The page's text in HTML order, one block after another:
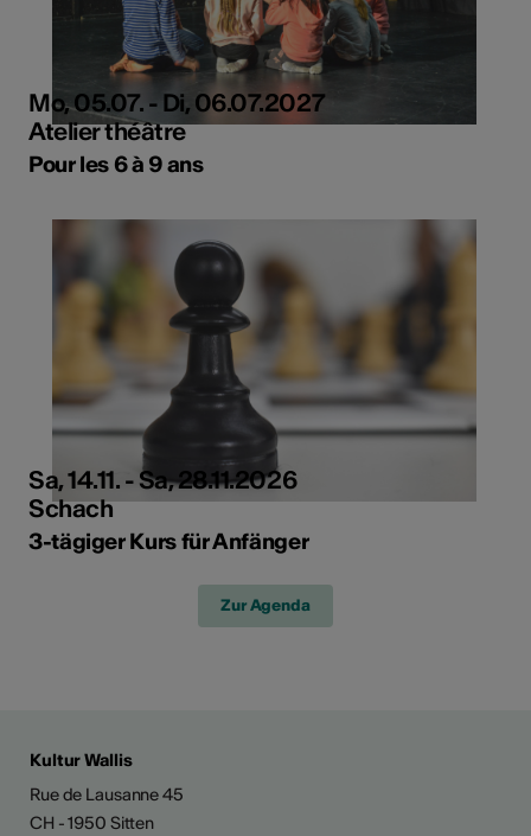
Mo, 05.07. - Di, 06.07.2027
Atelier théâtre
Pour les 6 à 9 ans
Sa, 14.11. - Sa, 28.11.2026
Schach
3-tägiger Kurs für Anfänger
Zur Agenda
Kultur Wallis
Rue de Lausanne 45
CH - 1950 Sitten